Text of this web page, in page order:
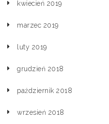
kwiecień 2019
marzec 2019
luty 2019
grudzień 2018
październik 2018
wrzesień 2018